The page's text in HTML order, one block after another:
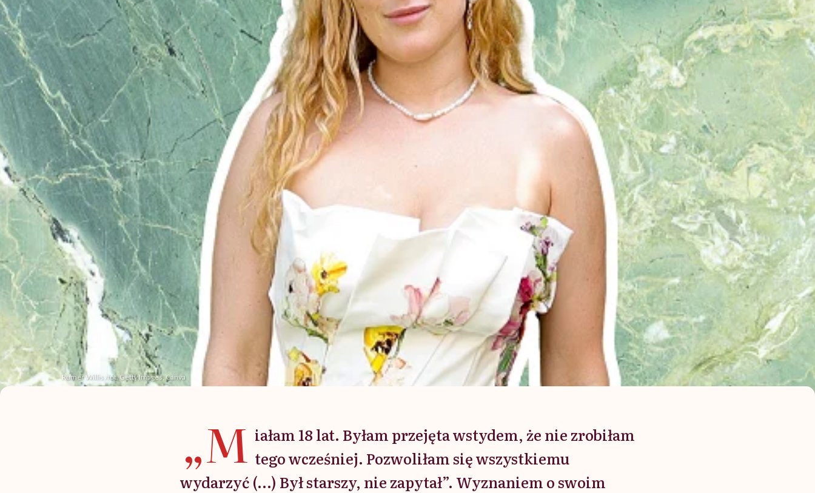
Rumer Willis /fot. Getty Images, Canva
„M iałam 18 lat. Byłam przejęta wstydem, że nie zrobiłam
tego wcześniej. Pozwoliłam się wszystkiemu
wydarzyć (…) Był starszy, nie zapytał”. Wyznaniem o swoim